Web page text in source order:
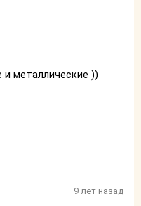
металлические ))
9 лет назад